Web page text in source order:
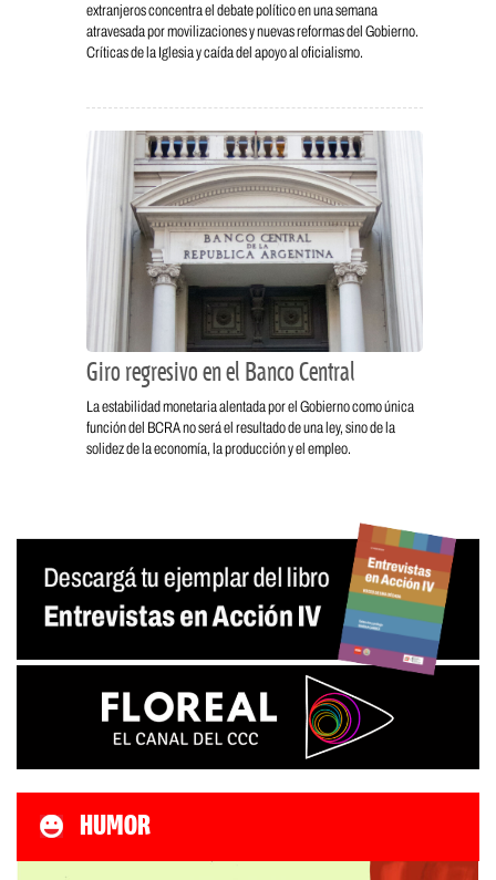
extranjeros concentra el debate político en una semana
atravesada por movilizaciones y nuevas reformas del Gobierno.
Críticas de la Iglesia y caída del apoyo al oficialismo.
Giro regresivo en el Banco Central
La estabilidad monetaria alentada por el Gobierno como única
función del BCRA no será el resultado de una ley, sino de la
solidez de la economía, la producción y el empleo.
HUMOR